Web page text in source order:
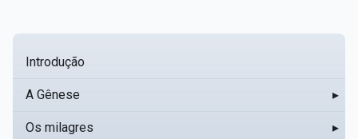
Introdução
A Gênese ▸
Os milagres ▸